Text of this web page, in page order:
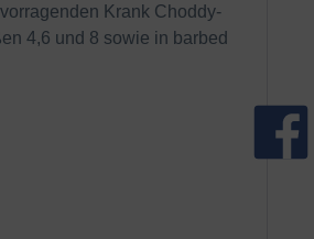
Krank Choddy-
4,6 und 8 sowie in barbed